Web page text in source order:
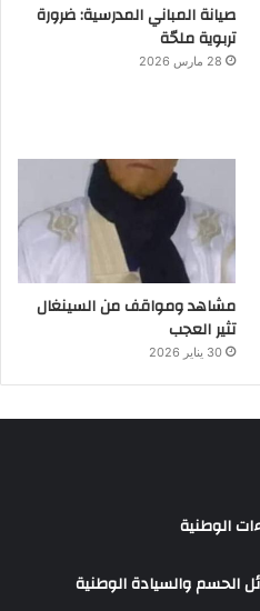
صيانة المباني المدرسية: ضرورة
تربوية ملحّة
28 مارس 2026
مشاهد ومواقف من السينغال
تثير العجب
30 يناير 2026
الوطنية
الحسم والسيادة الوطنية